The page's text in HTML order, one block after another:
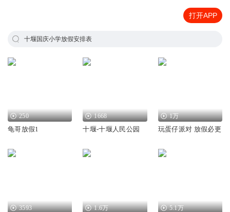
打开APP
十堰国庆小学放假安排表
250
龟哥放假1
1668
十堰-十堰人民公园
1万
玩蛋仔派对 放假必更
3593 1.6万 5.1万